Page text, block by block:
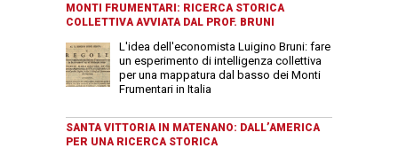
MONTI FRUMENTARI: RICERCA STORICA
COLLETTIVA AVVIATA DAL PROF. BRUNI
L'idea dell'economista Luigino Bruni: fare
un esperimento di intelligenza collettiva
per una mappatura dal basso dei Monti
Frumentari in Italia
SANTA VITTORIA IN MATENANO: DALL’AMERICA
PER UNA RICERCA STORICA